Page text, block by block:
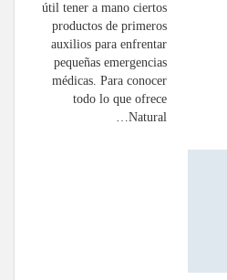
útil tener a mano ciertos
productos de primeros
auxilios para enfrentar
pequeñas emergencias
médicas. Para conocer
todo lo que ofrece
Natural…